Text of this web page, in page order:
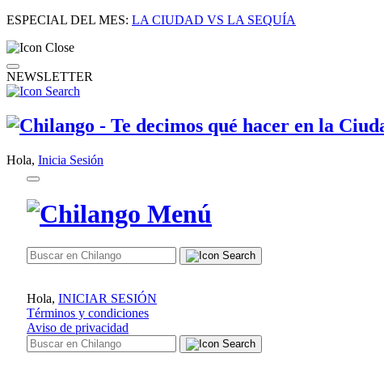
ESPECIAL DEL MES: LA CIUDAD VS LA SEQUÍA
NEWSLETTER
Hola, Inicia Sesión
Hola, INICIAR SESIÓN
Términos y condiciones
Aviso de privacidad